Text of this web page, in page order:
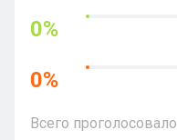
0%
0%
Всего проголосовало